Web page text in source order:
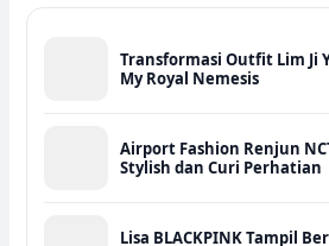
Transformasi Outfit Lim Ji
My Royal Nemesis
Airport Fashion Renjun
Stylish dan Curi Perhatian
Lisa BLACKPINK Tampil